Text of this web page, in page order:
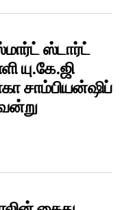
ஸ்டார்ட்
யு.கே.ஜி
சாம்பியன்ஷிப்